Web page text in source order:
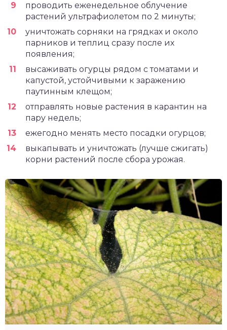
проводить еженедельное облучение
растений ультрафиолетом по 2 минуты;
уничтожать сорняки на грядках и около
парников и теплиц сразу после их
появления;
высаживать огурцы рядом с томатами и
капустой, устойчивыми к заражению
паутинным клещом;
отправлять новые растения в карантин на
пару недель;
ежегодно менять место посадки огурцов;
выкапывать и уничтожать (лучше сжигать)
корни растений после сбора урожая.